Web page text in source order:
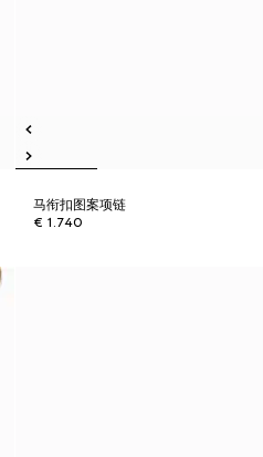
马衔扣图案项链
€ 1.740